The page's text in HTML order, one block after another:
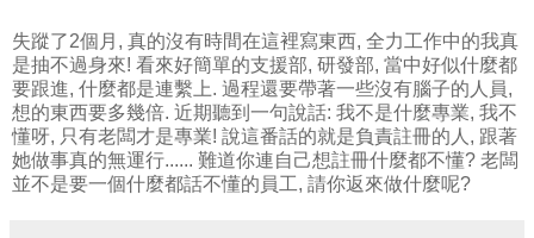
失蹤了2個月, 真的沒有時間在這裡寫東西, 全力工作中的我真
是抽不過身來! 看來好簡單的支援部, 研發部, 當中好似什麼都
要跟進, 什麼都是連繫上. 過程還要帶著一些沒有腦子的人員,
想的東西要多幾倍. 近期聽到一句說話: 我不是什麼專業, 我不
懂呀, 只有老闆才是專業! 說這番話的就是負責註冊的人, 跟著
她做事真的無運行...... 難道你連自己想註冊什麼都不懂? 老闆
並不是要一個什麼都話不懂的員工, 請你返來做什麼呢?